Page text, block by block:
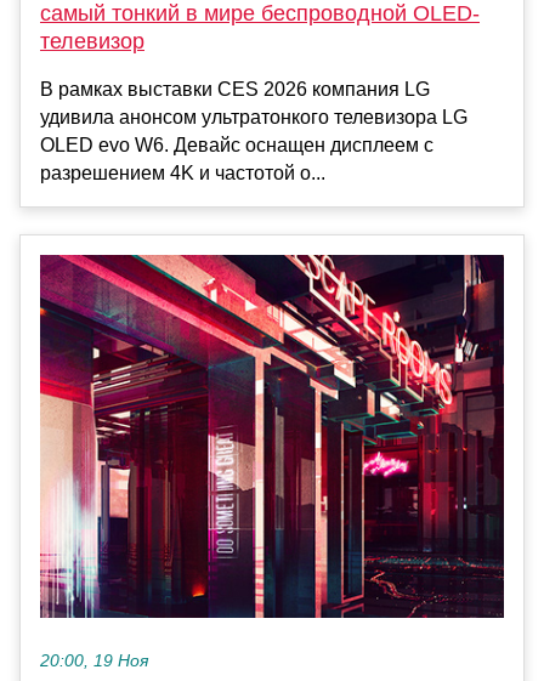
самый тонкий в мире беспроводной OLED-
телевизор
В рамках выставки CES 2026 компания LG
удивила анонсом ультратонкого телевизора LG
OLED evo W6. Девайс оснащен дисплеем с
разрешением 4K и частотой о...
20:00, 19 Ноя